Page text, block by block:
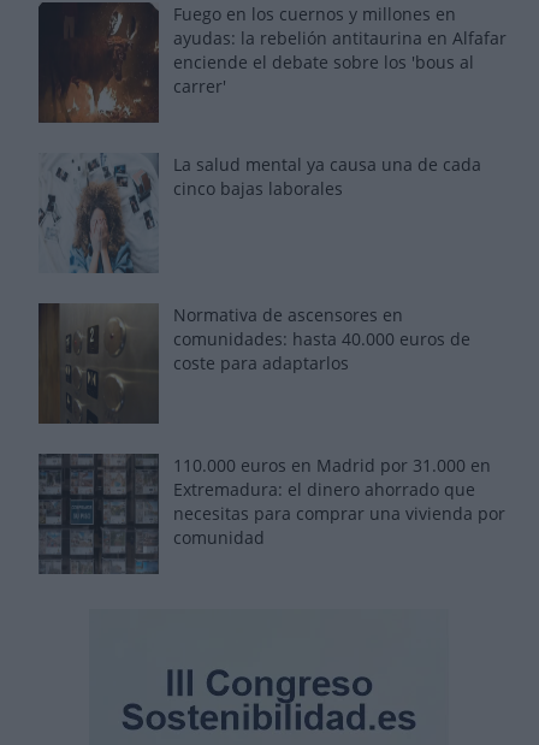
Fuego en los cuernos y millones en
ayudas: la rebelión antitaurina en Alfafar
enciende el debate sobre los 'bous al
carrer'
La salud mental ya causa una de cada
cinco bajas laborales
Normativa de ascensores en
comunidades: hasta 40.000 euros de
coste para adaptarlos
110.000 euros en Madrid por 31.000 en
Extremadura: el dinero ahorrado que
necesitas para comprar una vivienda por
comunidad